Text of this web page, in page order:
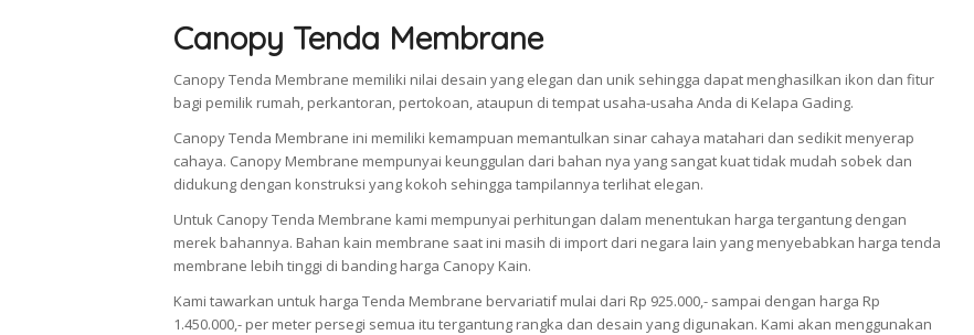
Canopy Tenda Membrane
Canopy Tenda Membrane memiliki nilai desain yang elegan dan unik sehingga dapat menghasilkan ikon dan fitur
bagi pemilik rumah, perkantoran, pertokoan, ataupun di tempat usaha-usaha Anda di Kelapa Gading.
Canopy Tenda Membrane ini memiliki kemampuan memantulkan sinar cahaya matahari dan sedikit menyerap
cahaya. Canopy Membrane mempunyai keunggulan dari bahan nya yang sangat kuat tidak mudah sobek dan
didukung dengan konstruksi yang kokoh sehingga tampilannya terlihat elegan.
Untuk Canopy Tenda Membrane kami mempunyai perhitungan dalam menentukan harga tergantung dengan
merek bahannya. Bahan kain membrane saat ini masih di import dari negara lain yang menyebabkan harga tenda
membrane lebih tinggi di banding harga Canopy Kain.
Kami tawarkan untuk harga Tenda Membrane bervariatif mulai dari Rp 925.000,- sampai dengan harga Rp
1.450.000,- per meter persegi semua itu tergantung rangka dan desain yang digunakan. Kami akan menggunakan